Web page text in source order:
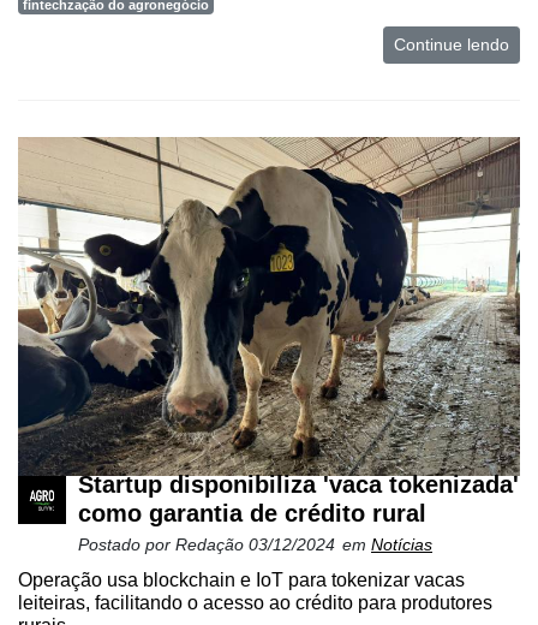
fintechzação do agronegócio
Continue lendo
Startup disponibiliza 'vaca tokenizada'
como garantia de crédito rural
Postado por Redação 03/12/2024 em Notícias
Operação usa blockchain e IoT para tokenizar vacas
leiteiras, facilitando o acesso ao crédito para produtores